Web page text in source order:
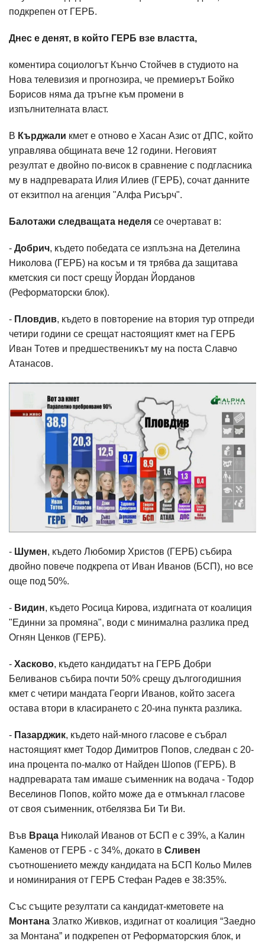
подкрепен от ГЕРБ.
Днес е денят, в който ГЕРБ взе властта,
коментира социологът Кънчо Стойчев в студиото на
Нова телевизия и прогнозира, че премиерът Бойко
Борисов няма да тръгне към промени в
изпълнителната власт.
В Кърджали кмет е отново е Хасан Азис от ДПС, който
управлява общината вече 12 години. Неговият
резултат е двойно по-висок в сравнение с подгласника
му в надпреварата Илия Илиев (ГЕРБ), сочат данните
от екзитпол на агенция "Алфа Рисърч".
Балотажи следващата неделя се очертават в:
- Добрич, където победата се изплъзна на Детелина
Николова (ГЕРБ) на косъм и тя трябва да защитава
кметския си пост срещу Йордан Йорданов
(Реформаторски блок).
- Пловдив, където в повторение на втория тур отпреди
четири години се срещат настоящият кмет на ГЕРБ
Иван Тотев и предшественикът му на поста Славчо
Атанасов.
- Шумен, където Любомир Христов (ГЕРБ) събира
двойно повече подкрепа от Иван Иванов (БСП), но все
още под 50%.
- Видин, където Росица Кирова, издигната от коалиция
"Единни за промяна", води с минимална разлика пред
Огнян Ценков (ГЕРБ).
- Хасково, където кандидатът на ГЕРБ Добри
Беливанов събира почти 50% срещу дългогодишния
кмет с четири мандата Георги Иванов, който засега
остава втори в класирането с 20-ина пункта разлика.
- Пазарджик, където най-много гласове е събрал
настоящият кмет Тодор Димитров Попов, следван с 20-
ина процента по-малко от Найден Шопов (ГЕРБ). В
надпреварата там имаше съименник на водача - Тодор
Веселинов Попов, който може да е отмъкнал гласове
от своя съименник, отбелязва Би Ти Ви.
Във Враца Николай Иванов от БСП е с 39%, а Калин
Каменов от ГЕРБ - с 34%, докато в Сливен
съотношението между кандидата на БСП Кольо Милев
и номинирания от ГЕРБ Стефан Радев е 38:35%.
Със същите резултати са кандидат-кметовете на
Монтана Златко Живков, издигнат от коалиция “Заедно
за Монтана” и подкрепен от Реформаторския блок, и